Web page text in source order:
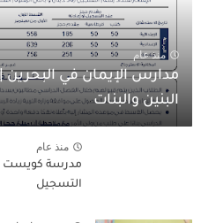
منذ عام
مدارس الإيمان في
البنين والبنات
منذ عام
مدرسة كويست
التسجيل